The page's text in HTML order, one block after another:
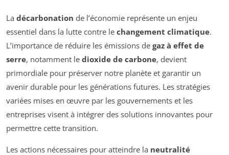
La décarbonation de l’économie représente un enjeu
essentiel dans la lutte contre le changement climatique.
L’importance de réduire les émissions de gaz à effet de
serre, notamment le dioxide de carbone, devient
primordiale pour préserver notre planète et garantir un
avenir durable pour les générations futures. Les stratégies
variées mises en œuvre par les gouvernements et les
entreprises visent à intégrer des solutions innovantes pour
permettre cette transition.
Les actions nécessaires pour atteindre la neutralité